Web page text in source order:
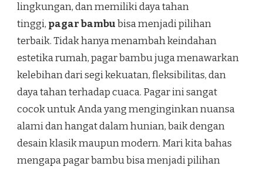
lingkungan, dan memiliki daya tahan
tinggi, pagar bambubisa menjadi pilihan
terbaik. Tidak hanya menambah keindahan
estetika rumah, pagar bambu juga menawarkan
kelebihan dari segi kekuatan, fleksibilitas, dan
daya tahan terhadap cuaca. Pagar ini sangat
cocok untuk Anda yang menginginkan nuansa
alami dan hangat dalam hunian, baik dengan
desain klasik maupun modern. Mari kita bahas
mengapa pagar bambu bisa menjadi pilihan